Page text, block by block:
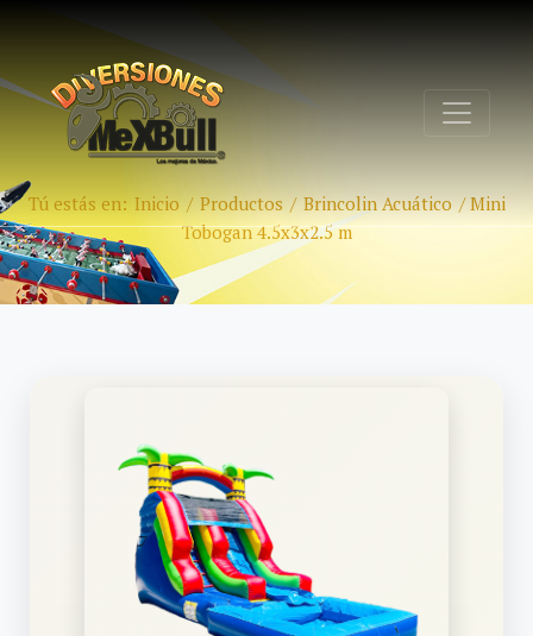
Tú estás en: Inicio / Productos / Brincolin Acuático /Mini
Tobogan 4.5x3x2.5 m